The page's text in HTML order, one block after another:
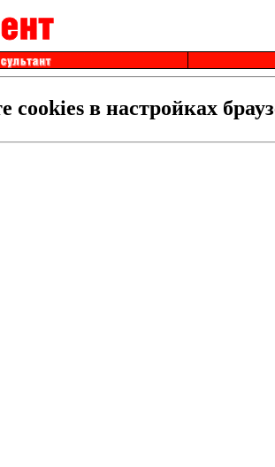
cookies в настройках